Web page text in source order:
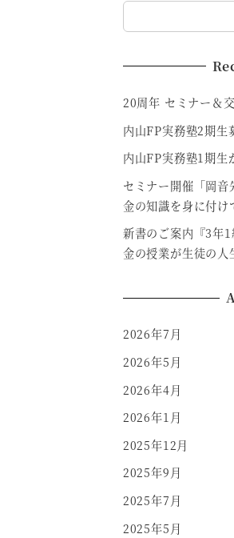
20周年 セミナー＆
内山FP実務塾2期生
内山FP実務塾1期生
セミナー開催「岡
金の知識を身に付け
新書のご案内『3年
金の授業が生徒の人
2026年7月
2026年5月
2026年4月
2026年1月
2025年12月
2025年9月
2025年7月
2025年5月